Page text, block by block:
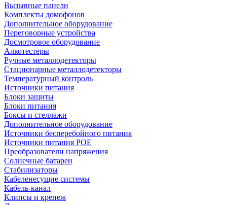
Вызывные панели
Комплекты домофонов
Дополнительное оборудование
Переговорные устройства
Досмотровое оборудование
Алкотестеры
Ручные металлодетекторы
Стационарные металлодетекторы
Температурный контроль
Источники питания
Блоки защиты
Блоки питания
Боксы и стеллажи
Дополнительное оборудование
Источники бесперебойного питания
Источники питания POE
Преобразователи напряжения
Солнечные батареи
Стабилизаторы
Кабеленесущие системы
Кабель-канал
Клипсы и крепеж